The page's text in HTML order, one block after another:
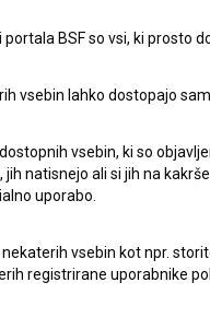
regionalno filmsko
, dekanja
akademski
nacionalnega in
odpirajo možnosti za
portala BSF so vsi, ki prosto
vsebin lahko dostopajo
vsebin, ki so
jih natisnejo ali si jih na
uporabo.
nekaterih vsebin kot npr.
registrirane uporabnike